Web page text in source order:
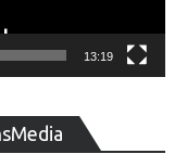
13:19
de